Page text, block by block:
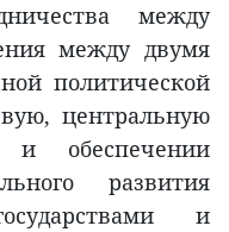
между
между двумя
политической
центральную
обеспечении
развития
и